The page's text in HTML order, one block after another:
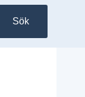
Sök